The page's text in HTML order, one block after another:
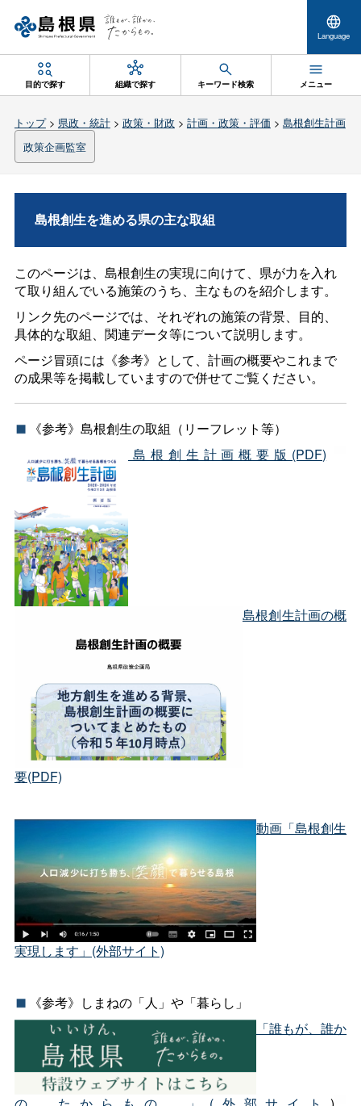
Language
目的で探す 組織で探す キーワード検索 メニュー
トップ> 県政・統計> 政策・財政 > 計画・政策・評価 > 島根創生計画
政策企画監室
島根創生を進める県の主な取組
このページは、島根創生の実現に向けて、県が力を入れ
て取り組んでいる施策のうち、主なものを紹介します。
リンク先のページでは、それぞれの施策の背景、目的、
具体的な取組、関連データ等について説明します。
ページ冒頭には《参考》として、計画の概要やこれまで
の成果等を掲載していますので併せてご覧ください。
《参考》島根創生の取組（リーフレット等）
島根創生計画概要版(PDF)
島根創生計画の概
要(PDF)
動画「島根創生
実現します」(外部サイト)
《参考》しまねの「人」や「暮らし」
「誰もが、誰か